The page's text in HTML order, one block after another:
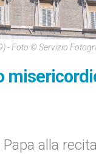
- Foto © Servizio
alla recita